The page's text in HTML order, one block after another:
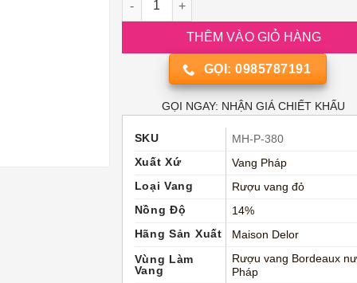
THÊM VÀO GIỎ HÀNG
GỌI: 0985787191
GỌI NGAY: NHẬN GIÁ CHIẾT KHẤU
SKU
MH-P-380
Xuất Xứ
Vang Pháp
Loại Vang
Rượu vang đỏ
Nồng Độ
14%
Hãng Sản Xuất
Maison Delor
Vùng Làm
Vang
Rượu vang Bordeaux
Pháp